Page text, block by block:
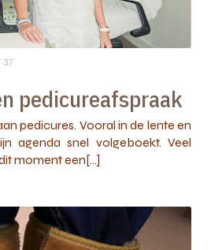
pedicureafspraak
pedicures. Vooral in de lente en
agenda snel volgeboekt. Veel
moment een[…]